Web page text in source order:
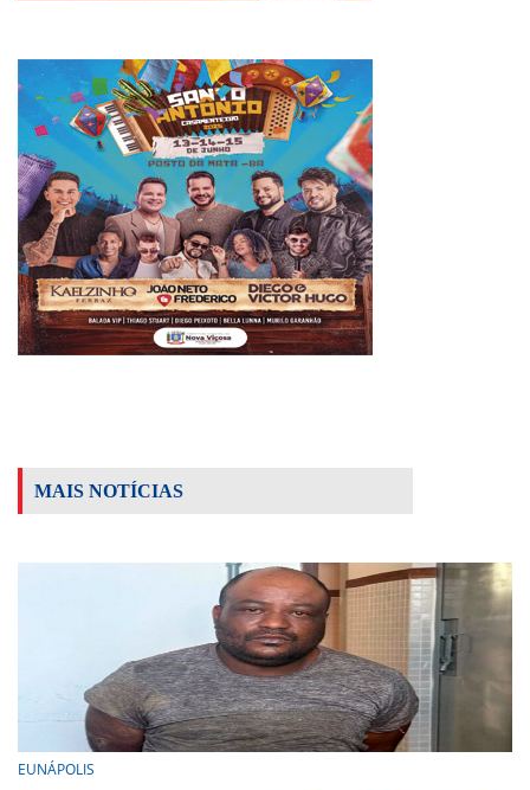
MAIS NOTÍCIAS
EUNÁPOLIS